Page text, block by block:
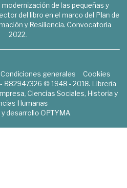
modernización de las pequeñas y
del libro en el marco del Plan de
y Resiliencia. Convocatoria
2022.
Condiciones generales
Cookies
B82947326 © 1948 - 2018. Librería
Ciencias Sociales, Historia y
Humanas
desarrollo OPTYMA